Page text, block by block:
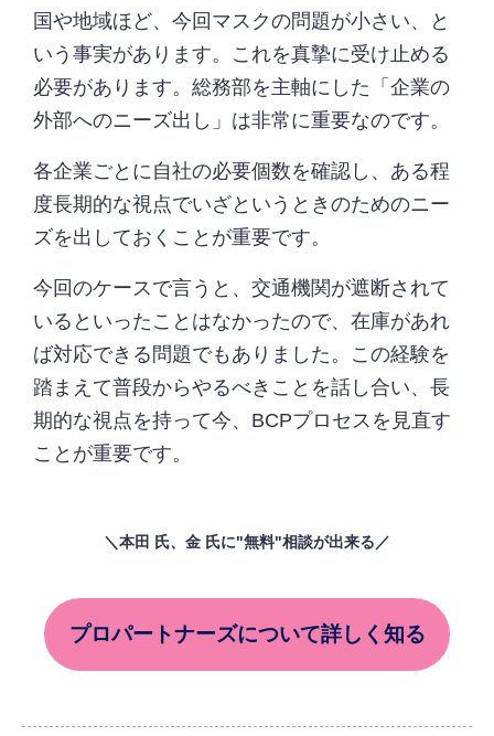
国や地域ほど、今回マスクの問題が小さい、と
いう事実があります。これを真摯に受け止める
必要があります。総務部を主軸にした「企業の
外部へのニーズ出し」は非常に重要なのです。
各企業ごとに自社の必要個数を確認し、ある程
度長期的な視点でいざというときのためのニー
ズを出しておくことが重要です。
今回のケースで言うと、交通機関が遮断されて
いるといったことはなかったので、在庫があれ
ば対応できる問題でもありました。この経験を
踏まえて普段からやるべきことを話し合い、長
期的な視点を持って今、BCPプロセスを見直す
ことが重要です。
＼本田 氏、金 氏に"無料"相談が出来る／
プロパートナーズについて詳しく知る